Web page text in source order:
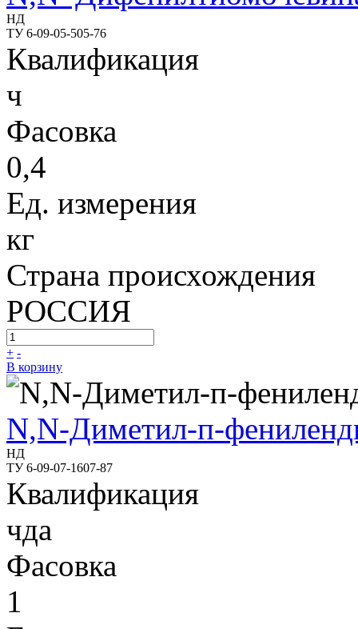
НД
ТУ 6-09-05-505-76
Квалификация
ч
Фасовка
0,4
Ед. измерения
кг
Страна происхождения
РОССИЯ
+ -
В корзину
N,N-Диметил-п-
НД
ТУ 6-09-07-1607-87
Квалификация
чда
Фасовка
1